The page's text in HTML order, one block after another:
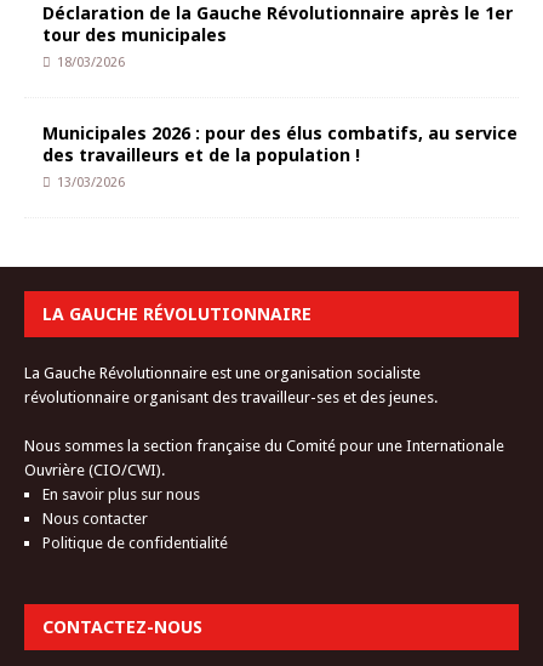
Déclaration de la Gauche Révolutionnaire après le 1er
tour des municipales
18/03/2026
Municipales 2026 : pour des élus combatifs, au service
des travailleurs et de la population !
13/03/2026
LA GAUCHE RÉVOLUTIONNAIRE
La Gauche Révolutionnaire est une organisation socialiste
révolutionnaire organisant des travailleur-ses et des jeunes.
Nous sommes la section française du Comité pour une Internationale
Ouvrière (CIO/CWI).
En savoir plus sur nous
Nous contacter
Politique de confidentialité
CONTACTEZ-NOUS